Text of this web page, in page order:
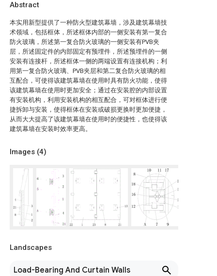
Abstract
本实用新型提供了一种防火型建筑幕墙，涉及建筑幕墙技
术领域，包括框体，所述框体内部的一侧安装有第一复合
防火玻璃，所述第一复合防火玻璃的一侧安装有PVB夹
层，所述固定件的内部固定有预埋件，所述预埋件的一侧
安装有连接杆，所述框体一侧的两端设置有连接机构；利
用第一复合防火玻璃、PVB夹层和第二复合防火玻璃的相
互配合，可使得该建筑幕墙在使用时具有防火功能，使得
该建筑幕墙在使用时更加安全；通过在安装腔的内部设置
有安装机构，利用安装机构的相互配合，可对框体进行便
捷拆卸与安装，使得框体在安装或破损更换时更加便捷，
从而大大提高了该建筑幕墙在使用时的便捷性，也使得该
建筑幕墙在安装时效率更高。
Images (4)
Landscapes
Load-Bearing And Curtain Walls